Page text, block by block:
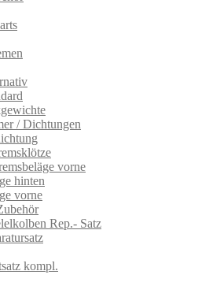
/ Dichtungen
vorne
hinten
vorne
Rep.- Satz
kompl.